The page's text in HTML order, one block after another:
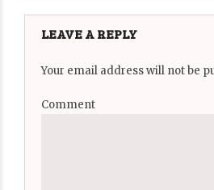
LEAVE A REPLY
Your email address will not be
Comment